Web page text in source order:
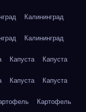
Калининград
Калининград
Капуста Капуста
Капуста Капуста
Картофель